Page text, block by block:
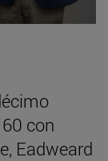
con
Eadweard